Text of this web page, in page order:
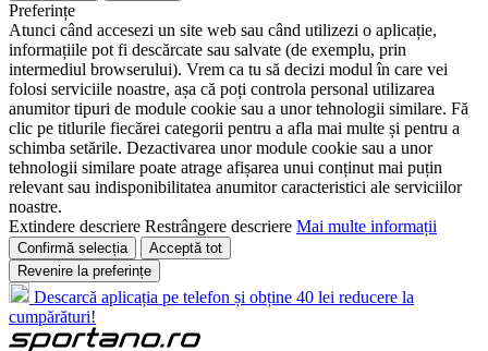
Preferințe
Atunci când accesezi un site web sau când utilizezi o aplicație,
informațiile pot fi descărcate sau salvate (de exemplu, prin
intermediul browserului). Vrem ca tu să decizi modul în care vei
folosi serviciile noastre, așa că poți controla personal utilizarea
anumitor tipuri de module cookie sau a unor tehnologii similare. Fă
clic pe titlurile fiecărei categorii pentru a afla mai multe și pentru a
schimba setările. Dezactivarea unor module cookie sau a unor
tehnologii similare poate atrage afișarea unui conținut mai puțin
relevant sau indisponibilitatea anumitor caracteristici ale serviciilor
noastre.
Extindere descriere Restrângere descriere Mai multe informații
Confirmă selecția
Acceptă tot
Revenire la preferințe
Descarcă aplicația pe telefon și obține 40 lei reducere la
cumpărături!